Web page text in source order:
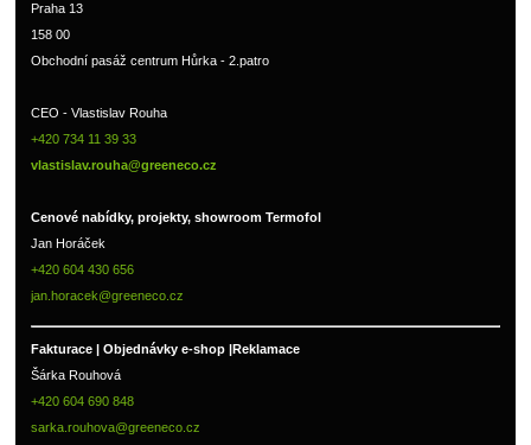
Praha 13
158 00
Obchodní pasáž centrum Hůrka - 2.patro
CEO - Vlastislav Rouha
+420 734 11 39 33
vlastislav.rouha@greeneco.cz
Cenové nabídky, projekty, showroom Termofol
Jan Horáček
+420 604 430 656
jan.horacek@greeneco.cz
Fakturace | Objednávky e-shop |Reklamace
Šárka Rouhová
+420 604 690 848
sarka.rouhova@greeneco.cz